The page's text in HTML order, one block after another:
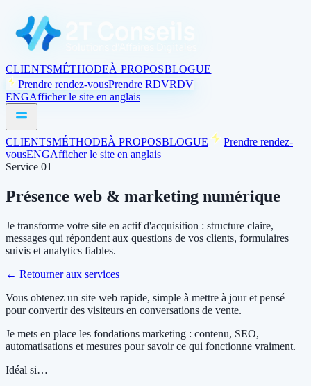
CLIENTSMÉTHODEÀ PROPOSBLOGUE
Prendre rendez-vousPrendre RDVRDV
ENGAfficher le site en anglais
CLIENTSMÉTHODEÀ PROPOSBLOGUE
Prendre rendez-
vousENGAfficher le site en anglais
Service 01
Présence web & marketing numérique
Je transforme votre site en actif d'acquisition : structure claire,
messages qui répondent aux questions de vos clients, formulaires
suivis et analytics fiables.
← Retourner aux services
Vous obtenez un site web rapide, simple à mettre à jour et pensé
pour convertir des visiteurs en conversations de vente.
Je mets en place les fondations marketing : contenu, SEO,
automatisations et mesures pour savoir ce qui fonctionne vraiment.
Idéal si…